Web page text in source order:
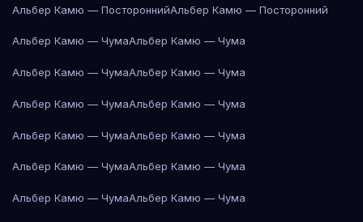
Альбер Камю — ПостороннийАльбер Камю — Посторонний
Альбер Камю — ЧумаАльбер Камю — Чума
Альбер Камю — ЧумаАльбер Камю — Чума
Альбер Камю — ЧумаАльбер Камю — Чума
Альбер Камю — ЧумаАльбер Камю — Чума
Альбер Камю — ЧумаАльбер Камю — Чума
Альбер Камю — ЧумаАльбер Камю — Чума